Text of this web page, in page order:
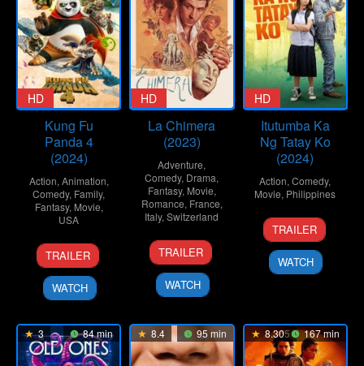
HD
Kung Fu
Panda 4
(2024)
Action, Animation,
Comedy, Family,
Fantasy, Movie,
USA
2
Mar
2024
Stephanie
Ma
Stine
TRAILER
WATCH
HD
La Chimera
(2023)
Adventure,
Comedy, Drama,
Fantasy, Movie,
Romance, France,
Italy,Switzerland
12
Oct
2023
Alice
Rohrwacher
TRAILER
WATCH
HD
Itutumba Ka
Ng Tatay Ko
(2024)
Action,Comedy,
Movie, Philippines
24
Jan
2024
Janno
Gibbs
TRAILER
WATCH
3 84 min 8.4 95 min 8.305 167 min